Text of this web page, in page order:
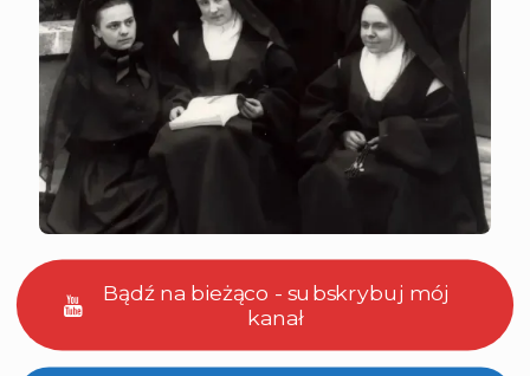
Bądź na bieżąco - subskrybuj mój
kanał